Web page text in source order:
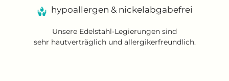
hypoallergen & nickelabgabefrei
Unsere Edelstahl-Legierungen sind
sehr hautverträglich und allergikerfreundlich.